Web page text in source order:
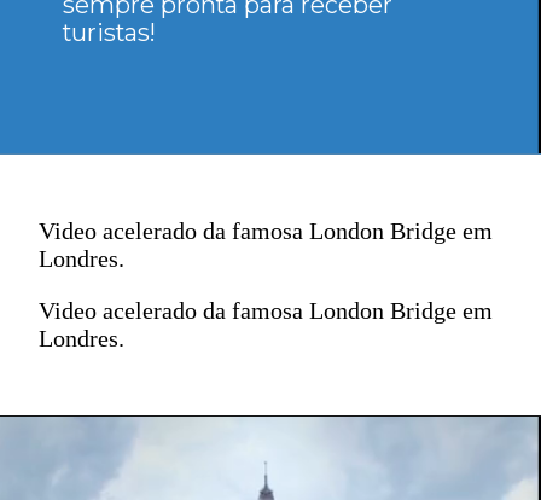
turistas!
Video acelerado da famosa London Bridge em
Londres.
Video acelerado da famosa London Bridge em
Londres.